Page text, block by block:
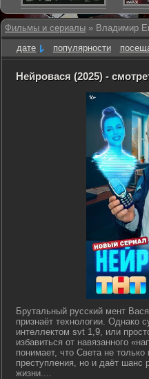
Фильмы и сериалы » Владимир
дате
популярности
Нейровася (2025) -
Брутальный русский мент
признаёт технологии. Однако
интеллектом svt 1,9, или
избавиться от навязанного
понимает, что Света не
преступления, но и даёт шанс
жизни....